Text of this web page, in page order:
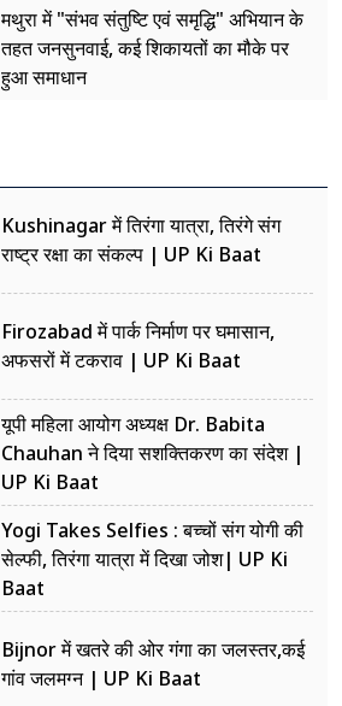
मथुरा में "संभव संतुष्टि एवं समृद्धि" अभियान के
तहत जनसुनवाई, कई शिकायतों का मौके पर
हुआ समाधान
Kushinagar में तिरंगा यात्रा, तिरंगे संग
राष्ट्र रक्षा का संकल्प | UP Ki Baat
Firozabad में पार्क निर्माण पर घमासान,
अफसरों में टकराव | UP Ki Baat
यूपी महिला आयोग अध्यक्ष Dr. Babita
Chauhan ने दिया सशक्तिकरण का संदेश |
UP Ki Baat
Yogi Takes Selfies : बच्चों संग योगी की
सेल्फी, तिरंगा यात्रा में दिखा जोश| UP Ki
Baat
Bijnor में खतरे की ओर गंगा का जलस्तर,कई
गांव जलमग्न | UP Ki Baat